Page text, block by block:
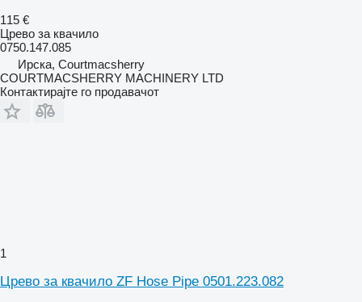
115 €
Црево за квачило
0750.147.085
Ирска, Courtmacsherry
COURTMACSHERRY MACHINERY LTD
Контактирајте го продавачот
1
Црево за квачило ZF Hose Pipe 0501.223.082